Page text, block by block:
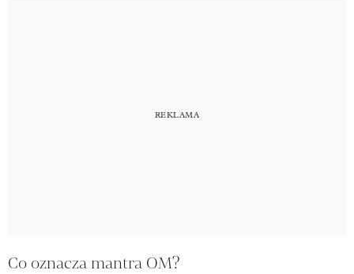
Co oznacza mantra OM?